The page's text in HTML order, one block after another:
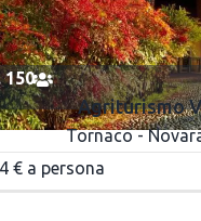
150
Agriturismo
Tornaco -
€ a persona